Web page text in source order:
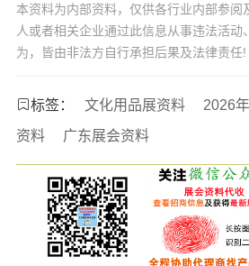
本资料为内部资料，仅供各行业内部参阅
人或者相关企业通过此信息从事违法活
为，皆由非法方自行承担后果及法律责任!
标签： 文化用品展资料 2026
资料
广东展会资料